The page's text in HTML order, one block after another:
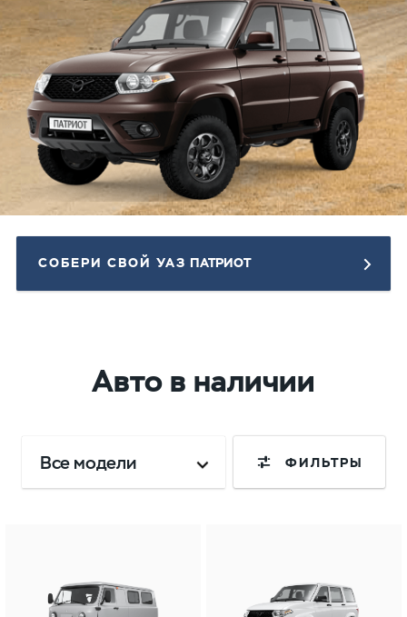
СОБЕРИ СВОЙ УАЗ ПАТРИОТ
Авто в наличии
Все модели ФИЛЬТРЫ